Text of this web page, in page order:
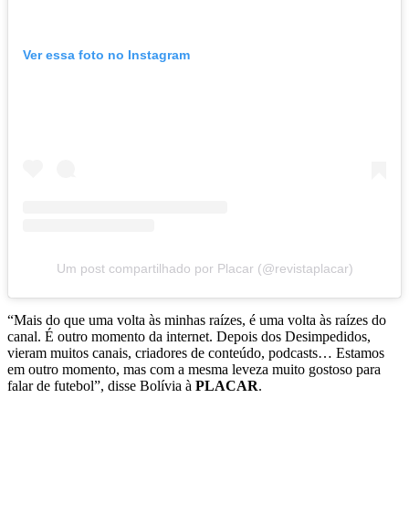
Ver essa foto no Instagram
Um post compartilhado por Placar (@revistaplacar)
“Mais do que uma volta às minhas raízes, é uma volta às raízes do
canal. É outro momento da internet. Depois dos Desimpedidos,
vieram muitos canais, criadores de conteúdo, podcasts… Estamos
em outro momento, mas com a mesma leveza muito gostoso para
falar de futebol”, disse Bolívia à PLACAR.